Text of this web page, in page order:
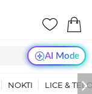
AI Mode
NOKTI LICE &